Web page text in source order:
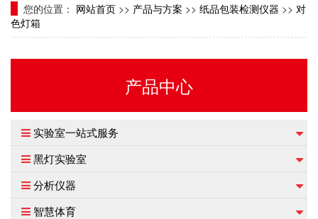
您的位置： 网站首页 >> 产品与方案 >> 纸品包装检测仪器 >> 对
色灯箱
产品中心
实验室一站式服务
黑灯实验室
分析仪器
智慧体育